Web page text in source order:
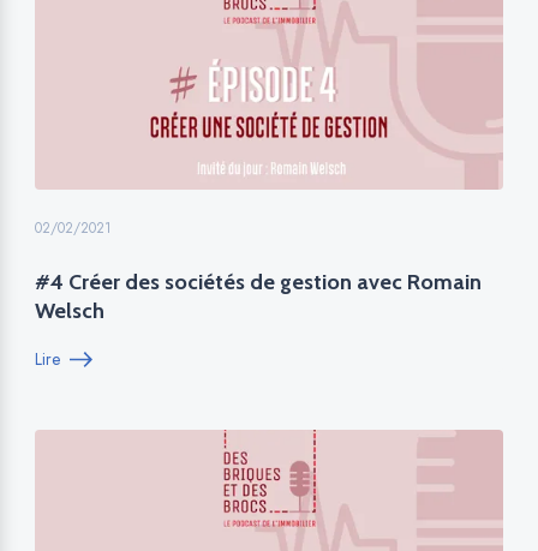
02/02/2021
#4 Créer des sociétés de gestion avec Romain
Welsch
Lire